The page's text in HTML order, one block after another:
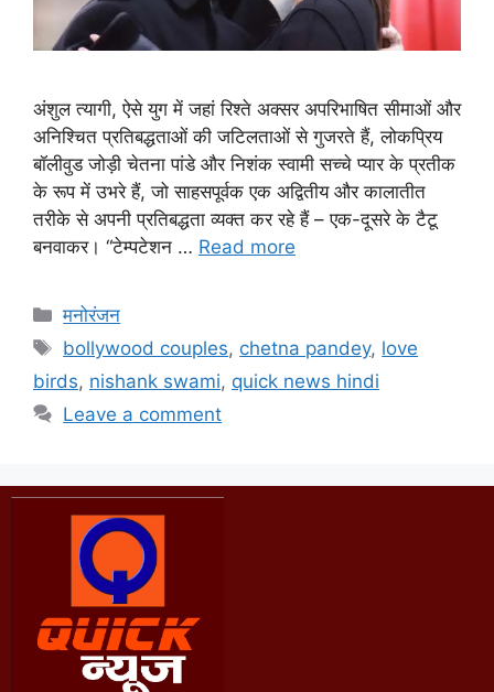
अंशुल त्यागी, ऐसे युग में जहां रिश्ते अक्सर अपरिभाषित सीमाओं और
अनिश्चित प्रतिबद्धताओं की जटिलताओं से गुजरते हैं, लोकप्रिय
बॉलीवुड जोड़ी चेतना पांडे और निशंक स्वामी सच्चे प्यार के प्रतीक
के रूप में उभरे हैं, जो साहसपूर्वक एक अद्वितीय और कालातीत
तरीके से अपनी प्रतिबद्धता व्यक्त कर रहे हैं – एक-दूसरे के टैटू
बनवाकर। “टेम्पटेशन … Read more
मनोरंजन
bollywood couples, chetna pandey, love
birds, nishank swami, quick news hindi
Leave a comment